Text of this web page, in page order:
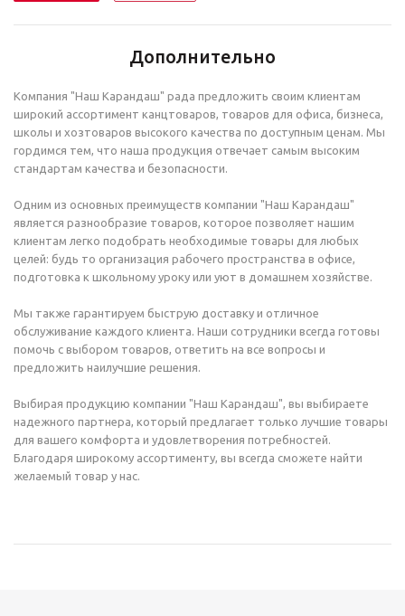
Дополнительно
Компания "Наш Карандаш" рада предложить своим клиентам
широкий ассортимент канцтоваров, товаров для офиса, бизнеса,
школы и хозтоваров высокого качества по доступным ценам. Мы
гордимся тем, что наша продукция отвечает самым высоким
стандартам качества и безопасности.
Одним из основных преимуществ компании "Наш Карандаш"
является разнообразие товаров, которое позволяет нашим
клиентам легко подобрать необходимые товары для любых
целей: будь то организация рабочего пространства в офисе,
подготовка к школьному уроку или уют в домашнем хозяйстве.
Мы также гарантируем быструю доставку и отличное
обслуживание каждого клиента. Наши сотрудники всегда готовы
помочь с выбором товаров, ответить на все вопросы и
предложить наилучшие решения.
Выбирая продукцию компании "Наш Карандаш", вы выбираете
надежного партнера, который предлагает только лучшие товары
для вашего комфорта и удовлетворения потребностей.
Благодаря широкому ассортименту, вы всегда сможете найти
желаемый товар у нас.